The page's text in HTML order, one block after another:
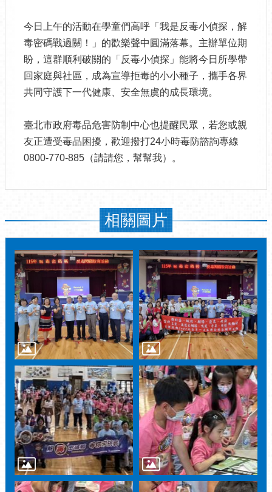
今日上午的活動在學童們高呼「我是反毒小偵探，解
毒密碼戰過關！」的歡樂聲中圓滿落幕。主辦單位期
盼，這群順利破關的「反毒小偵探」能將今日所學帶
回家庭與社區，成為宣導拒毒的小小種子，攜手各界
共同守護下一代健康、安全無虞的成長環境。
臺北市政府毒品危害防制中心也提醒民眾，若您或親
友正遭受毒品困擾，歡迎撥打24小時毒防諮詢專線
0800-770-885（請請您，幫幫我）。
相關圖片